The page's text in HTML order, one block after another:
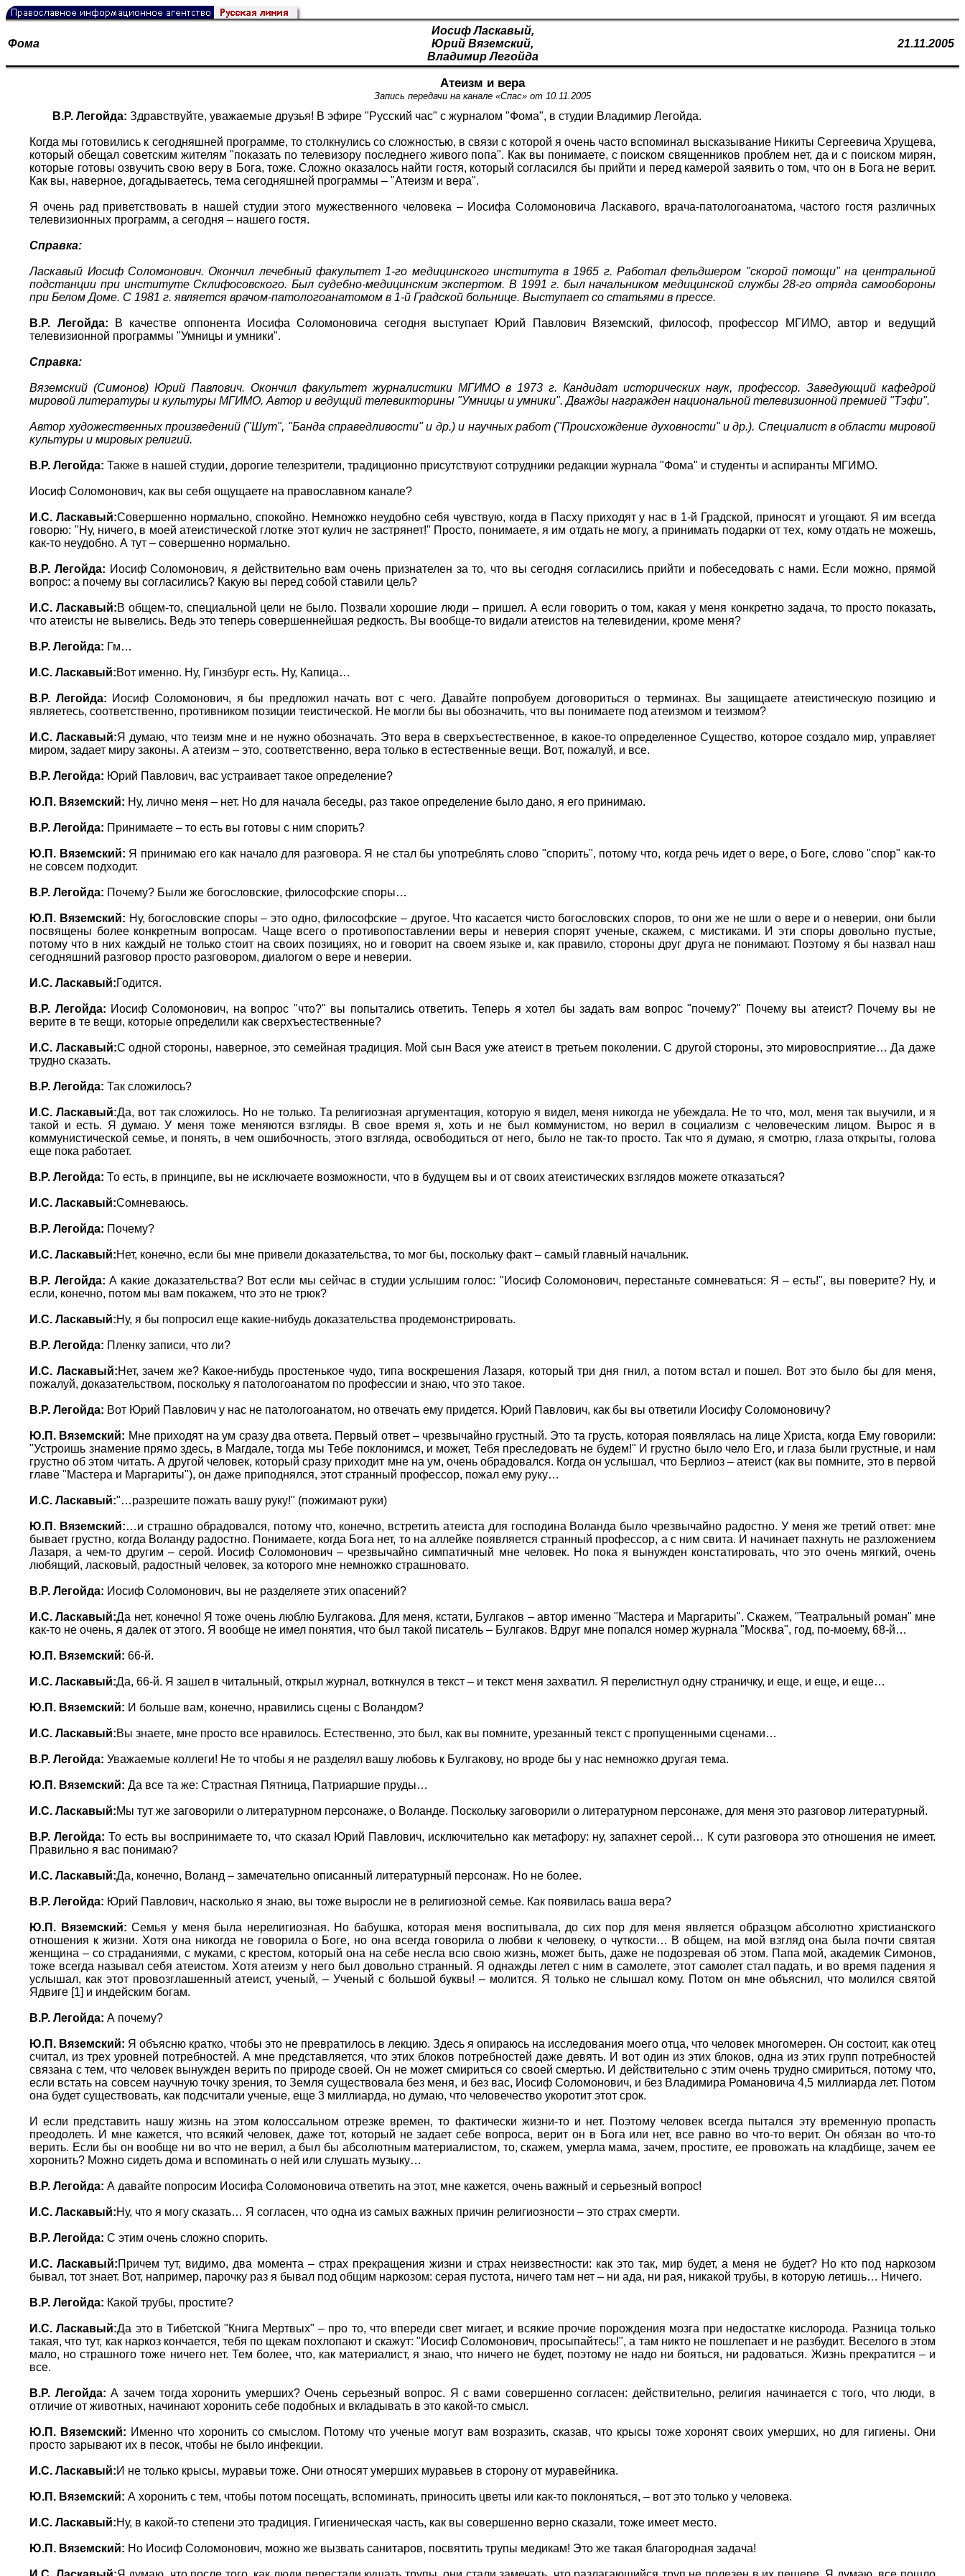
Фома
Иосиф Ласкавый,
Юрий Вяземский,
Владимир Легойда
21.11.2005
Атеизм и вера
Запись передачи на канале «Спас» от 10.11.2005
В.Р. Легойда: Здравствуйте, уважаемые друзья! В эфире "Русский час" с журналом "Фома", в студии Владимир Легойда.
Когда мы готовились к сегодняшней программе, то столкнулись со сложностью, в связи с которой я очень часто вспоминал высказывание Никиты Сергеевича Хрущева,
который обещал советским жителям "показать по телевизору последнего живого попа". Как вы понимаете, с поиском священников проблем нет, да и с поиском мирян,
которые готовы озвучить свою веру в Бога, тоже. Сложно оказалось найти гостя, который согласился бы прийти и перед камерой заявить о том, что он в Бога не верит.
Как вы, наверное, догадываетесь, тема сегодняшней программы – "Атеизм и вера".
Я очень рад приветствовать в нашей студии этого мужественного человека – Иосифа Соломоновича Ласкавого, врача-патологоанатома, частого гостя различных
телевизионных программ, а сегодня – нашего гостя.
Справка:
Ласкавый Иосиф Соломонович. Окончил лечебный факультет 1-го медицинского института в 1965 г. Работал фельдшером "скорой помощи" на центральной
подстанции при институте Склифосовского. Был судебно-медицинским экспертом. В 1991 г. был начальником медицинской службы 28-го отряда самообороны
при Белом Доме. С 1981 г. является врачом-патологоанатомом в 1-й Градской больнице. Выступает со статьями в прессе.
В.Р. Легойда: В качестве оппонента Иосифа Соломоновича сегодня выступает Юрий Павлович Вяземский, философ, профессор МГИМО, автор и ведущий
телевизионной программы "Умницы и умники".
Справка:
Вяземский (Симонов) Юрий Павлович. Окончил факультет журналистики МГИМО в 1973 г. Кандидат исторических наук, профессор. Заведующий кафедрой
мировой литературы и культуры МГИМО. Автор и ведущий телевикторины "Умницы и умники". Дважды награжден национальной телевизионной премией "Тэфи".
Автор художественных произведений ("Шут", "Банда справедливости" и др.) и научных работ ("Происхождение духовности" и др.). Специалист в области мировой
культуры и мировых религий.
В.Р. Легойда: Также в нашей студии, дорогие телезрители, традиционно присутствуют сотрудники редакции журнала "Фома" и студенты и аспиранты МГИМО.
Иосиф Соломонович, как вы себя ощущаете на православном канале?
И.С. Ласкавый:Совершенно нормально, спокойно. Немножко неудобно себя чувствую, когда в Пасху приходят у нас в 1-й Градской, приносят и угощают. Я им всегда
говорю: "Ну, ничего, в моей атеистической глотке этот кулич не застрянет!" Просто, понимаете, я им отдать не могу, а принимать подарки от тех, кому отдать не можешь,
как-то неудобно. А тут – совершенно нормально.
В.Р. Легойда: Иосиф Соломонович, я действительно вам очень признателен за то, что вы сегодня согласились прийти и побеседовать с нами. Если можно, прямой
вопрос: а почему вы согласились? Какую вы перед собой ставили цель?
И.С. Ласкавый:В общем-то, специальной цели не было. Позвали хорошие люди – пришел. А если говорить о том, какая у меня конкретно задача, то просто показать,
что атеисты не вывелись. Ведь это теперь совершеннейшая редкость. Вы вообще-то видали атеистов на телевидении, кроме меня?
В.Р. Легойда: Гм…
И.С. Ласкавый:Вот именно. Ну, Гинзбург есть. Ну, Капица…
В.Р. Легойда: Иосиф Соломонович, я бы предложил начать вот с чего. Давайте попробуем договориться о терминах. Вы защищаете атеистическую позицию и
являетесь, соответственно, противником позиции теистической. Не могли бы вы обозначить, что вы понимаете под атеизмом и теизмом?
И.С. Ласкавый:Я думаю, что теизм мне и не нужно обозначать. Это вера в сверхъестественное, в какое-то определенное Существо, которое создало мир, управляет
миром, задает миру законы. А атеизм – это, соответственно, вера только в естественные вещи. Вот, пожалуй, и все.
В.Р. Легойда: Юрий Павлович, вас устраивает такое определение?
Ю.П. Вяземский: Ну, лично меня – нет. Но для начала беседы, раз такое определение было дано, я его принимаю.
В.Р. Легойда: Принимаете – то есть вы готовы с ним спорить?
Ю.П. Вяземский: Я принимаю его как начало для разговора. Я не стал бы употреблять слово "спорить", потому что, когда речь идет о вере, о Боге, слово "спор" как-то
не совсем подходит.
В.Р. Легойда: Почему? Были же богословские, философские споры…
Ю.П. Вяземский: Ну, богословские споры – это одно, философские – другое. Что касается чисто богословских споров, то они же не шли о вере и о неверии, они были
посвящены более конкретным вопросам. Чаще всего о противопоставлении веры и неверия спорят ученые, скажем, с мистиками. И эти споры довольно пустые,
потому что в них каждый не только стоит на своих позициях, но и говорит на своем языке и, как правило, стороны друг друга не понимают. Поэтому я бы назвал наш
сегодняшний разговор просто разговором, диалогом о вере и неверии.
И.С. Ласкавый:Годится.
В.Р. Легойда: Иосиф Соломонович, на вопрос "что?" вы попытались ответить. Теперь я хотел бы задать вам вопрос "почему?" Почему вы атеист? Почему вы не
верите в те вещи, которые определили как сверхъестественные?
И.С. Ласкавый:С одной стороны, наверное, это семейная традиция. Мой сын Вася уже атеист в третьем поколении. С другой стороны, это мировосприятие… Да даже
трудно сказать.
В.Р. Легойда: Так сложилось?
И.С. Ласкавый:Да, вот так сложилось. Но не только. Та религиозная аргументация, которую я видел, меня никогда не убеждала. Не то что, мол, меня так выучили, и я
такой и есть. Я думаю. У меня тоже меняются взгляды. В свое время я, хоть и не был коммунистом, но верил в социализм с человеческим лицом. Вырос я в
коммунистической семье, и понять, в чем ошибочность, этого взгляда, освободиться от него, было не так-то просто. Так что я думаю, я смотрю, глаза открыты, голова
еще пока работает.
В.Р. Легойда: То есть, в принципе, вы не исключаете возможности, что в будущем вы и от своих атеистических взглядов можете отказаться?
И.С. Ласкавый:Сомневаюсь.
В.Р. Легойда: Почему?
И.С. Ласкавый:Нет, конечно, если бы мне привели доказательства, то мог бы, поскольку факт – самый главный начальник.
В.Р. Легойда: А какие доказательства? Вот если мы сейчас в студии услышим голос: "Иосиф Соломонович, перестаньте сомневаться: Я – есть!", вы поверите? Ну, и
если, конечно, потом мы вам покажем, что это не трюк?
И.С. Ласкавый:Ну, я бы попросил еще какие-нибудь доказательства продемонстрировать.
В.Р. Легойда: Пленку записи, что ли?
И.С. Ласкавый:Нет, зачем же? Какое-нибудь простенькое чудо, типа воскрешения Лазаря, который три дня гнил, а потом встал и пошел. Вот это было бы для меня,
пожалуй, доказательством, поскольку я патологоанатом по профессии и знаю, что это такое.
В.Р. Легойда: Вот Юрий Павлович у нас не патологоанатом, но отвечать ему придется. Юрий Павлович, как бы вы ответили Иосифу Соломоновичу?
Ю.П. Вяземский: Мне приходят на ум сразу два ответа. Первый ответ – чрезвычайно грустный. Это та грусть, которая появлялась на лице Христа, когда Ему говорили:
"Устроишь знамение прямо здесь, в Магдале, тогда мы Тебе поклонимся, и может, Тебя преследовать не будем!" И грустно было чело Его, и глаза были грустные, и нам
грустно об этом читать. А другой человек, который сразу приходит мне на ум, очень обрадовался. Когда он услышал, что Берлиоз – атеист (как вы помните, это в первой
главе "Мастера и Маргариты"), он даже приподнялся, этот странный профессор, пожал ему руку…
И.С. Ласкавый:"…разрешите пожать вашу руку!" (пожимают руки)
Ю.П. Вяземский:…и страшно обрадовался, потому что, конечно, встретить атеиста для господина Воланда было чрезвычайно радостно. У меня же третий ответ: мне
бывает грустно, когда Воланду радостно. Понимаете, когда Бога нет, то на аллейке появляется странный профессор, а с ним свита. И начинает пахнуть не разложением
Лазаря, а чем-то другим – серой. Иосиф Соломонович – чрезвычайно симпатичный мне человек. Но пока я вынужден констатировать, что это очень мягкий, очень
любящий, ласковый, радостный человек, за которого мне немножко страшновато.
В.Р. Легойда: Иосиф Соломонович, вы не разделяете этих опасений?
И.С. Ласкавый:Да нет, конечно! Я тоже очень люблю Булгакова. Для меня, кстати, Булгаков – автор именно "Мастера и Маргариты". Скажем, "Театральный роман" мне
как-то не очень, я далек от этого. Я вообще не имел понятия, что был такой писатель – Булгаков. Вдруг мне попался номер журнала "Москва", год, по-моему, 68-й…
Ю.П. Вяземский: 66-й.
И.С. Ласкавый:Да, 66-й. Я зашел в читальный, открыл журнал, воткнулся в текст – и текст меня захватил. Я перелистнул одну страничку, и еще, и еще, и еще…
Ю.П. Вяземский: И больше вам, конечно, нравились сцены с Воландом?
И.С. Ласкавый:Вы знаете, мне просто все нравилось. Естественно, это был, как вы помните, урезанный текст с пропущенными сценами…
В.Р. Легойда: Уважаемые коллеги! Не то чтобы я не разделял вашу любовь к Булгакову, но вроде бы у нас немножко другая тема.
Ю.П. Вяземский: Да все та же: Страстная Пятница, Патриаршие пруды…
И.С. Ласкавый:Мы тут же заговорили о литературном персонаже, о Воланде. Поскольку заговорили о литературном персонаже, для меня это разговор литературный.
В.Р. Легойда: То есть вы воспринимаете то, что сказал Юрий Павлович, исключительно как метафору: ну, запахнет серой… К сути разговора это отношения не имеет.
Правильно я вас понимаю?
И.С. Ласкавый:Да, конечно, Воланд – замечательно описанный литературный персонаж. Но не более.
В.Р. Легойда: Юрий Павлович, насколько я знаю, вы тоже выросли не в религиозной семье. Как появилась ваша вера?
Ю.П. Вяземский: Семья у меня была нерелигиозная. Но бабушка, которая меня воспитывала, до сих пор для меня является образцом абсолютно христианского
отношения к жизни. Хотя она никогда не говорила о Боге, но она всегда говорила о любви к человеку, о чуткости… В общем, на мой взгляд она была почти святая
женщина – со страданиями, с муками, с крестом, который она на себе несла всю свою жизнь, может быть, даже не подозревая об этом. Папа мой, академик Симонов,
тоже всегда называл себя атеистом. Хотя атеизм у него был довольно странный. Я однажды летел с ним в самолете, этот самолет стал падать, и во время падения я
услышал, как этот провозглашенный атеист, ученый, – Ученый с большой буквы! – молится. Я только не слышал кому. Потом он мне объяснил, что молился святой
Ядвиге [1] и индейским богам.
В.Р. Легойда: А почему?
Ю.П. Вяземский: Я объясню кратко, чтобы это не превратилось в лекцию. Здесь я опираюсь на исследования моего отца, что человек многомерен. Он состоит, как отец
считал, из трех уровней потребностей. А мне представляется, что этих блоков потребностей даже девять. И вот один из этих блоков, одна из этих групп потребностей
связана с тем, что человек вынужден верить по природе своей. Он не может смириться со своей смертью. И действительно с этим очень трудно смириться, потому что,
если встать на совсем научную точку зрения, то Земля существовала без меня, и без вас, Иосиф Соломонович, и без Владимира Романовича 4,5 миллиарда лет. Потом
она будет существовать, как подсчитали ученые, еще 3 миллиарда, но думаю, что человечество укоротит этот срок.
И если представить нашу жизнь на этом колоссальном отрезке времен, то фактически жизни-то и нет. Поэтому человек всегда пытался эту временную пропасть
преодолеть. И мне кажется, что всякий человек, даже тот, который не задает себе вопроса, верит он в Бога или нет, все равно во что-то верит. Он обязан во что-то
верить. Если бы он вообще ни во что не верил, а был бы абсолютным материалистом, то, скажем, умерла мама, зачем, простите, ее провожать на кладбище, зачем ее
хоронить? Можно сидеть дома и вспоминать о ней или слушать музыку…
В.Р. Легойда: А давайте попросим Иосифа Соломоновича ответить на этот, мне кажется, очень важный и серьезный вопрос!
И.С. Ласкавый:Ну, что я могу сказать… Я согласен, что одна из самых важных причин религиозности – это страх смерти.
В.Р. Легойда: С этим очень сложно спорить.
И.С. Ласкавый:Причем тут, видимо, два момента – страх прекращения жизни и страх неизвестности: как это так, мир будет, а меня не будет? Но кто под наркозом
бывал, тот знает. Вот, например, парочку раз я бывал под общим наркозом: серая пустота, ничего там нет – ни ада, ни рая, никакой трубы, в которую летишь… Ничего.
В.Р. Легойда: Какой трубы, простите?
И.С. Ласкавый:Да это в Тибетской "Книга Мертвых" – про то, что впереди свет мигает, и всякие прочие порождения мозга при недостатке кислорода. Разница только
такая, что тут, как наркоз кончается, тебя по щекам похлопают и скажут: "Иосиф Соломонович, просыпайтесь!", а там никто не пошлепает и не разбудит. Веселого в этом
мало, но страшного тоже ничего нет. Тем более, что, как материалист, я знаю, что ничего не будет, поэтому не надо ни бояться, ни радоваться. Жизнь прекратится – и
все.
В.Р. Легойда: А зачем тогда хоронить умерших? Очень серьезный вопрос. Я с вами совершенно согласен: действительно, религия начинается с того, что люди, в
отличие от животных, начинают хоронить себе подобных и вкладывать в это какой-то смысл.
Ю.П. Вяземский: Именно что хоронить со смыслом. Потому что ученые могут вам возразить, сказав, что крысы тоже хоронят своих умерших, но для гигиены. Они
просто зарывают их в песок, чтобы не было инфекции.
И.С. Ласкавый:И не только крысы, муравьи тоже. Они относят умерших муравьев в сторону от муравейника.
Ю.П. Вяземский: А хоронить с тем, чтобы потом посещать, вспоминать, приносить цветы или как-то поклоняться, – вот это только у человека.
И.С. Ласкавый:Ну, в какой-то степени это традиция. Гигиеническая часть, как вы совершенно верно сказали, тоже имеет место.
Ю.П. Вяземский: Но Иосиф Соломонович, можно же вызвать санитаров, посвятить трупы медикам! Это же такая благородная задача!